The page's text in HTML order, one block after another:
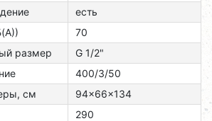
есть
70
размер
G 1/2"
400/3/50
см
94x66x134
290